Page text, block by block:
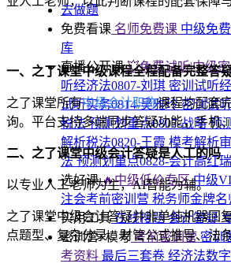
去做题
免费看课 名师免费课 中级免
库
直播公开课💥免费试听|中级
听经济法0807-刘琪 密训试听
试听实务0814-吴雅玲密训试
税法预测划重点0807-战略预
解析税法0820-王霞 模考解析
法预测划重点0828-会计高红瑞
选好课🔥中级低价专区中级
注会考前密训营 税务师金牌名
实用工具在线搜题会计答疑
密训营+模考考前密训营密训
考资料 最后三套卷 经济法数
一、之了课堂中级课程全程配备完整答
之了课堂所有中级会计职称课程均配套
询。平台支持多端同步答疑功能，手机
二、之了课堂中级会计答疑是人工的吗
以专业人工老师为主，AI智能为辅。
之了课堂中级会计答疑并非单纯机器回
点题型、复杂分录、财管公式推导、法